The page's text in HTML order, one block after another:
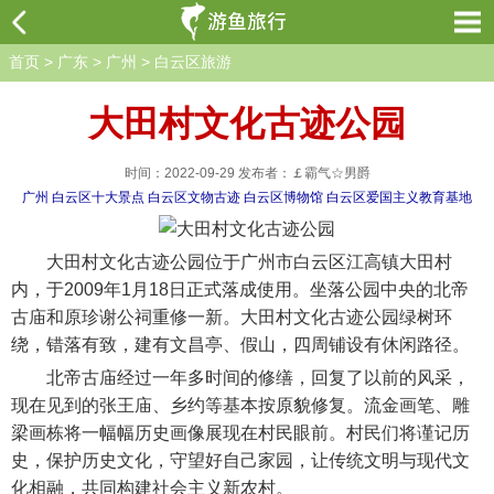
首页 > 广东 > 广州 > 白云区旅游
大田村文化古迹公园
时间：2022-09-29 发布者：￡霸气☆男爵
广州 白云区十大景点 白云区文物古迹 白云区博物馆 白云区爱国主义教育基地
大田村文化古迹公园位于广州市白云区江高镇大田村
内，于2009年1月18日正式落成使用。坐落公园中央的北帝
古庙和原珍谢公祠重修一新。大田村文化古迹公园绿树环
绕，错落有致，建有文昌亭、假山，四周铺设有休闲路径。
北帝古庙经过一年多时间的修缮，回复了以前的风采，
现在见到的张王庙、乡约等基本按原貌修复。流金画笔、雕
梁画栋将一幅幅历史画像展现在村民眼前。村民们将谨记历
史，保护历史文化，守望好自己家园，让传统文明与现代文
化相融，共同构建社会主义新农村。